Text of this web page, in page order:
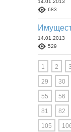
683
14.01.2013
529
1 2 3
29 30
55 56
81 82
105